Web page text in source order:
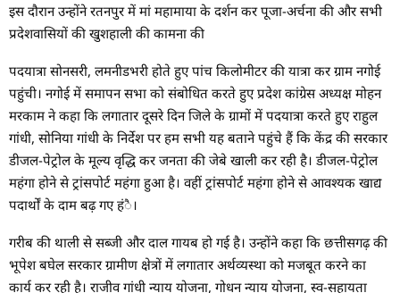
इस दौरान उन्होंने रतनपुर में मां महामाया के दर्शन कर पूजा-अर्चना की और सभी
प्रदेशवासियों की खुशहाली की कामना की
पदयात्रा सोनसरी, लमनीडभरी होते हुए पांच किलोमीटर की यात्रा कर ग्राम नगोई
पहुंची। नगोई में समापन सभा को संबोधित करते हुए प्रदेश कांग्रेस अध्यक्ष मोहन
मरकाम ने कहा कि लगातार दूसरे दिन जिले के ग्रामों में पदयात्रा करते हुए राहुल
गांधी, सोनिया गांधी के निर्देश पर हम सभी यह बताने पहुंचे हैं कि केंद्र की सरकार
डीजल-पेट्रोल के मूल्य वृद्धि कर जनता की जेबे खाली कर रही है। डीजल-पेट्रोल
महंगा होने से ट्रांसपोर्ट महंगा हुआ है। वहीं ट्रांसपोर्ट महंगा होने से आवश्यक खाद्य
पदार्थों के दाम बढ़ गए हंै।
गरीब की थाली से सब्जी और दाल गायब हो गई है। उन्होंने कहा कि छत्तीसगढ़ की
भूपेश बघेल सरकार ग्रामीण क्षेत्रों में लगातार अर्थव्यस्था को मजबूत करने का
कार्य कर रही है। राजीव गांधी न्याय योजना, गोधन न्याय योजना, स्व-सहायता